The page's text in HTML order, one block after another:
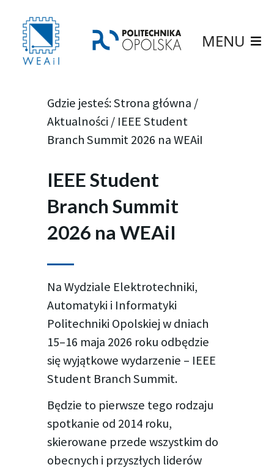
MENU
Gdzie jesteś:Strona główna /
Aktualności / IEEE Student
Branch Summit 2026 na WEAiI
IEEE Student
Branch Summit
2026 na WEAiI
Na Wydziale Elektrotechniki,
Automatyki i Informatyki
Politechniki Opolskiej w dniach
15–16 maja 2026 roku odbędzie
się wyjątkowe wydarzenie – IEEE
Student Branch Summit.
Będzie to pierwsze tego rodzaju
spotkanie od 2014 roku,
skierowane przede wszystkim do
obecnych i przyszłych liderów